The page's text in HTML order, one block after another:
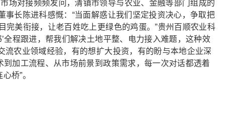
对接频频发问，清镇市领导与农业、金融等部门组成的
事长陈进科感慨：“当面解惑让我们坚定投资决心，争取把
美衔接，让老百姓吃上更绿色的鸡蛋。”贵州百顺农业科
全程跟进，帮我们解决土地平整、电力接入难题，这种效
流农业领域经验，有的想扩大投资，有的盼与本地企业深
加工流程、从市场前景到政策需求，每一次对话都透着
桥”。